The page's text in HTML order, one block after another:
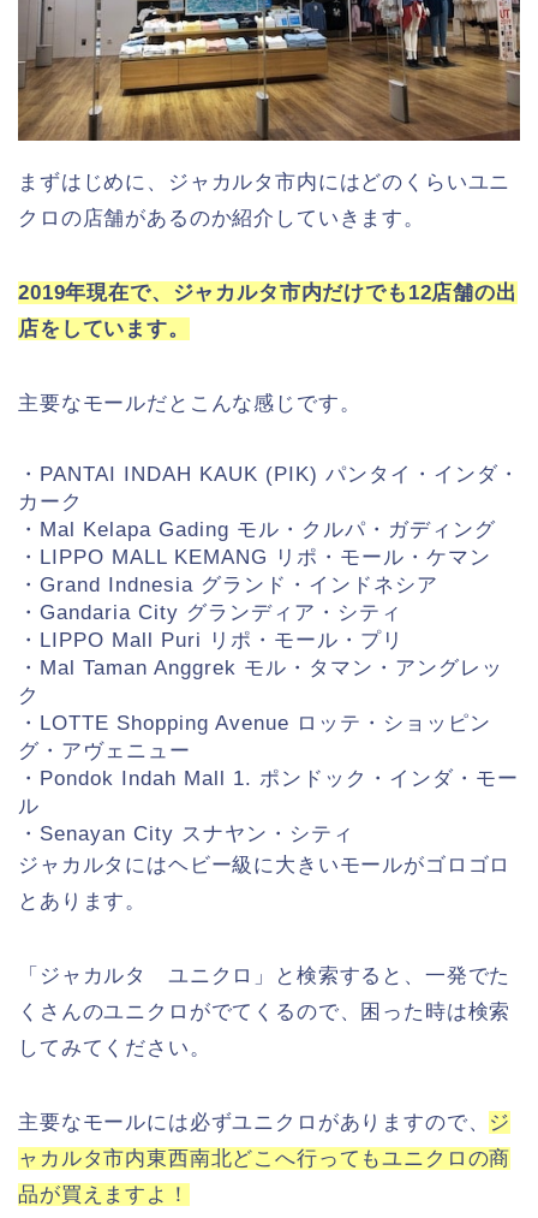
まずはじめに、ジャカルタ市内にはどのくらいユニ
クロの店舗があるのか紹介していきます。
2019年現在で、ジャカルタ市内だけでも12店舗の出
店をしています。
主要なモールだとこんな感じです。
・PANTAI INDAH KAUK (PIK) パンタイ・インダ・
カーク
・Mal Kelapa Gading モル・クルパ・ガディング
・LIPPO MALL KEMANG リポ・モール・ケマン
・Grand Indnesia グランド・インドネシア
・Gandaria City グランディア・シティ
・LIPPO Mall Puri リポ・モール・プリ
・Mal Taman Anggrek モル・タマン・アングレッ
ク
・LOTTE Shopping Avenue ロッテ・ショッピン
グ・アヴェニュー
・Pondok Indah Mall 1. ポンドック・インダ・モー
ル
・Senayan City スナヤン・シティ
ジャカルタにはヘビー級に大きいモールがゴロゴロ
とあります。
「ジャカルタ ユニクロ」と検索すると、一発でた
くさんのユニクロがでてくるので、困った時は検索
してみてください。
主要なモールには必ずユニクロがありますので、 ジ
ャカルタ市内東西南北どこへ行ってもユニクロの商
品が買え ますよ！